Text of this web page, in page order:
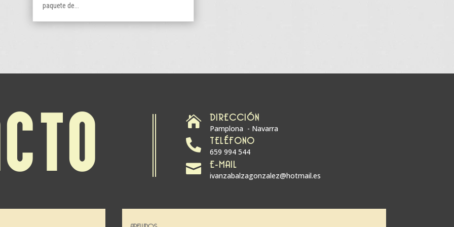
paquete de...
 DIRECCIÓN
Pamplona - Navarra
 TELÉFONO
659 994 544
 E-MAIL
ivanzabalzagonzalez@hotmail.es